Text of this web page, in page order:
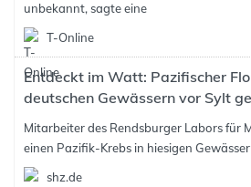
unbekannt, sagte eine
T-Online
Entdeckt im Watt: Pazifischer
deutschen Gewässern vor Sylt
Mitarbeiter des Rendsburger Labors für
einen Pazifik-Krebs in hiesigen
shz.de